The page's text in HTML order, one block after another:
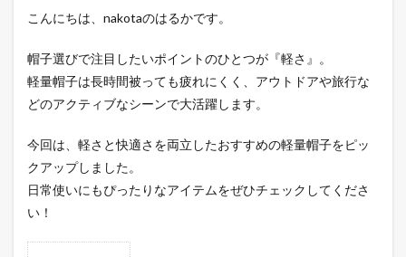
こんにちは、nakotaのはるかです。
帽子選びで注目したいポイントのひとつが『軽さ』。
軽量帽子は長時間被っても疲れにくく、アウトドアや旅行な
どのアクティブなシーンで大活躍します。
今回は、軽さと快適さを両立したおすすめの軽量帽子をピッ
クアップしました。
日常使いにもぴったりなアイテムをぜひチェックしてくださ
い！